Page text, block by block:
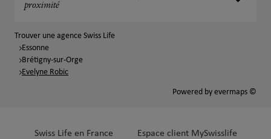
proximité
Trouver une agence Swiss Life
Essonne
Brétigny-sur-Orge
Evelyne Robic
Powered by evermaps ©
Swiss Life en France Espace client MySwisslife